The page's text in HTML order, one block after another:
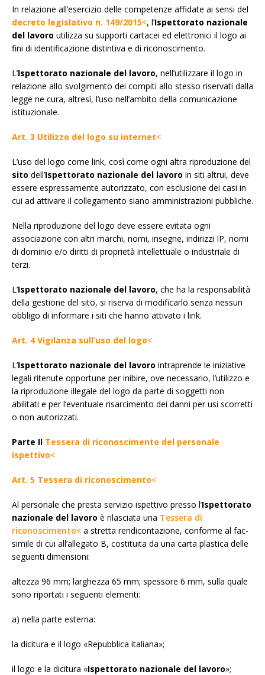
In relazione all’esercizio delle competenze affidate ai sensi del
decreto legislativo n. 149/2015<, l’Ispettorato nazionale
del lavoro utilizza su supporti cartacei ed elettronici il logo ai
fini di identificazione distintiva e di riconoscimento.
L’Ispettorato nazionale del lavoro, nell’utilizzare il logo in
relazione allo svolgimento dei compiti allo stesso riservati dalla
legge ne cura, altresì, l’uso nell’ambito della comunicazione
istituzionale.
Art. 3 Utilizzo del logo su internet<
L’uso del logo come link, così come ogni altra riproduzione del
sito dell’Ispettorato nazionale del lavoro in siti altrui, deve
essere espressamente autorizzato, con esclusione dei casi in
cui ad attivare il collegamento siano amministrazioni pubbliche.
Nella riproduzione del logo deve essere evitata ogni
associazione con altri marchi, nomi, insegne, indirizzi IP, nomi
di dominio e/o diritti di proprietà intellettuale o industriale di
terzi.
L’Ispettorato nazionale del lavoro, che ha la responsabilità
della gestione del sito, si riserva di modificarlo senza nessun
obbligo di informare i siti che hanno attivato i link.
Art. 4 Vigilanza sull’uso del logo<
L’Ispettorato nazionale del lavoro intraprende le iniziative
legali ritenute opportune per inibire, ove necessario, l’utilizzo e
la riproduzione illegale del logo da parte di soggetti non
abilitati e per l’eventuale risarcimento dei danni per usi scorretti
o non autorizzati.
Parte II Tessera di riconoscimento del personale
ispettivo<
Art. 5 Tessera di riconoscimento<
Al personale che presta servizio ispettivo presso l’Ispettorato
nazionale del lavoro è rilasciata una Tessera di
riconoscimento< a stretta rendicontazione, conforme al fac-
simile di cui all’allegato B, costituita da una carta plastica delle
seguenti dimensioni:
altezza 96 mm; larghezza 65 mm; spessore 6 mm, sulla quale
sono riportati i seguenti elementi:
a) nella parte esterna:
la dicitura e il logo «Repubblica italiana»;
il logo e la dicitura «Ispettorato nazionale del lavoro»;